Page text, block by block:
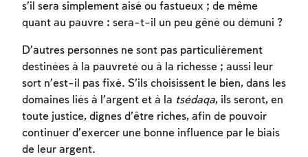
s’il sera simplement aisé ou fastueux ; de même
quant au pauvre : sera-t-il un peu gêné ou démuni ?
D’autres personnes ne sont pas particulièrement
destinées à la pauvreté ou à la richesse ; aussi leur
sort n’est-il pas fixé. S’ils choisissent le bien, dans les
domaines liés à l’argent et à la tsédaqa, ils seront, en
toute justice, dignes d’être riches, afin de pouvoir
continuer d’exercer une bonne influence par le biais
de leur argent.